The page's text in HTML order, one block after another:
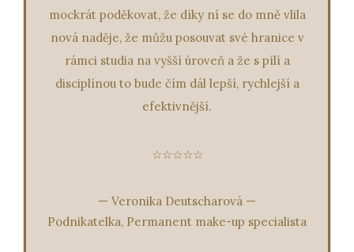
mockrát poděkovat, že díky ní se do mně vlila
nová naděje, že můžu posouvat své hranice v
rámci studia na vyšší úroveň a že s pílí a
disciplínou to bude čím dál lepší, rychlejší a
efektivnější.
☆☆☆☆☆
— Veronika Deutscharová —
Podnikatelka, Permanent make-up specialista